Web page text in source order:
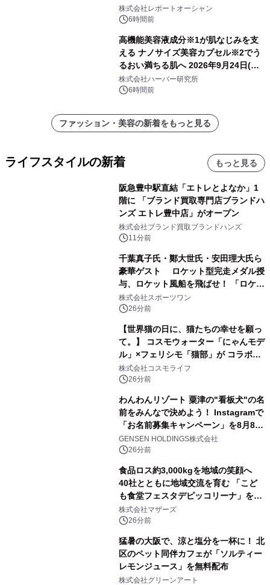
を牽引
株式会社レポートオーシャン
6時間前
高機能美容液成分※1が肌なじみを支
える ナノサイズ美容カプセル※2でう
るおい満ちる肌へ 2026年9月24日(木)
よりリニューアル新発売 『ディープモ
イストセラム』
株式会社ハーバー研究所
6時間前
ファッション・美容の新着をもっと見る
ライフスタイルの新着 もっと見る
阪急豊中駅直結「エトレとよなか」1
階に 「ブランド買取専門店ブランドハ
ンズ エトレ豊中店」がオープン
株式会社ブランド買取ブランドハンズ
11分前
千葉真子氏・鄭大世氏・安田理大氏ら
豪華ゲスト ロケット型完走メダル授
与、ロケット風船を飛ばせ！ 「ロケッ
トマラソン2026」開催
株式会社スポーツワン
26分前
【世界猫の日に、猫たちの幸せを願っ
て。】 コスモウォーター「にゃんモデ
ル」×フェリシモ「猫部」が コラボキ
ャンペーンを実施
株式会社コスモライフ
26分前
わんわんリゾート 粟津の"看板犬"の名
前をみんなで決めよう！ Instagramで
「お名前募集キャンペーン」を8月8日
(土)より開催
GENSEN HOLDINGS株式会社
26分前
食品ロス約3,000kgを地域の笑顔へ
40社とともに地域交流を育む 「こど
も食堂フェスタデピッコリーナ」を9
月5日(土)開催
株式会社マザーズ
26分前
猛暑の大阪で、涼と塩分を一杯に！ 北
区のペット同伴カフェが「ソルティー
レモンジュース」を無料配布
株式会社グリーンアート